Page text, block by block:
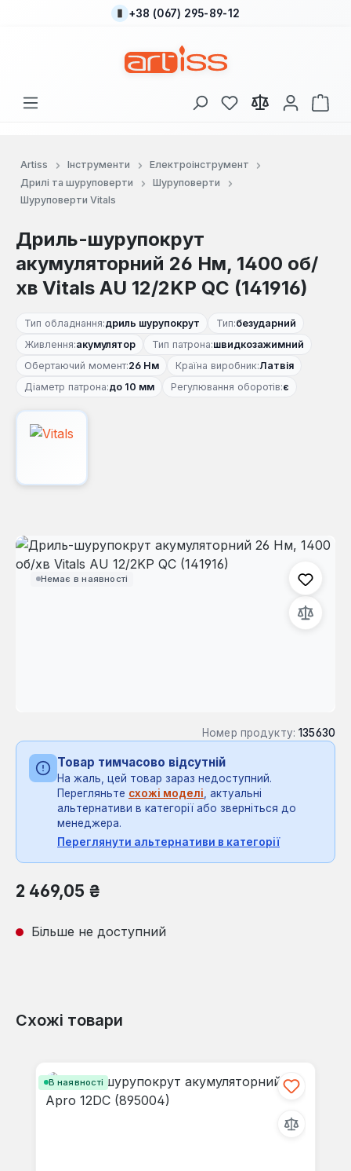
Перейти до основного вмісту
+38 (067) 295-89-12
У вас є 0 у списку
Artiss Інструменти
Електроінструмент
Дрилі та шуруповерти
Шуруповерти
Шуруповерти Vitals
Дриль-шурупокрут
акумуляторний 26 Нм, 1400 об/
хв Vitals AU 12/2KP QC (141916)
Тип обладнання:дриль шурупокрут Тип:безударний
Живлення:акумулятор Тип патрона:швидкозажимний
Обертаючий момент:26 Нм Країна виробник:Латвія
Діаметр патрона:до 10 мм Регулювання оборотів:є
Немає в наявності
Пропустити галерею зображень
Номер продукту: 135630
Товар тимчасово відсутній
На жаль, цей товар зараз недоступний.
Перегляньте схожі моделі , актуальні
альтернативи в категорії або зверніться до
менеджера.
Переглянути альтернативи в категорії
Звичайна ціна:
2 469,05 ₴
Більше не доступний
Схожі товари
В наявності